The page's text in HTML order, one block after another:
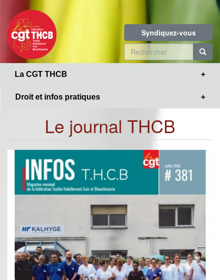
contenu
principal
Syndiquez-vous
Formulaire
de
La CGT THCB
Droit et infos pratiques
Le journal THCB